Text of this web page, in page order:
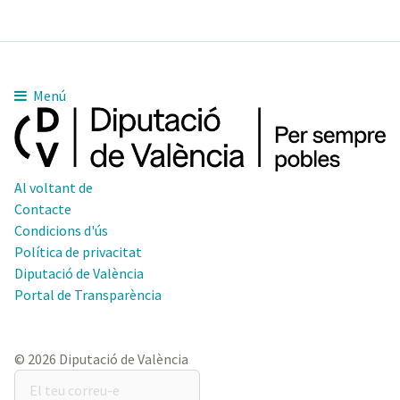
Menú
Al voltant de
Contacte
Condicions d'ús
Política de privacitat
Diputació de València
Portal de Transparència
© 2026 Diputació de València